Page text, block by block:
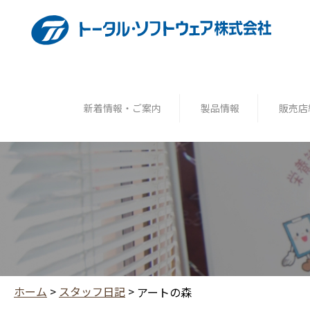
新着情報・ご案内 製品情報 販売
ホーム > スタッフ日記 > アートの森